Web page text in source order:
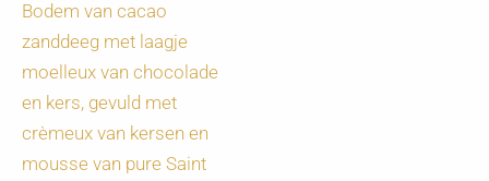
Bodem van cacao
zanddeeg met laagje
moelleux van chocolade
en kers, gevuld met
crèmeux van kersen en
mousse van pure Saint